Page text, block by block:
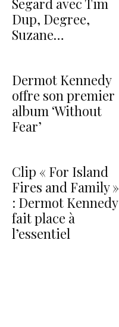
Dup, Degree,
Suzane…
Dermot Kennedy
offre son premier
album ‘Without
Fear’
Clip « For Island
Fires and Family »
: Dermot Kennedy
fait place à
l’essentiel